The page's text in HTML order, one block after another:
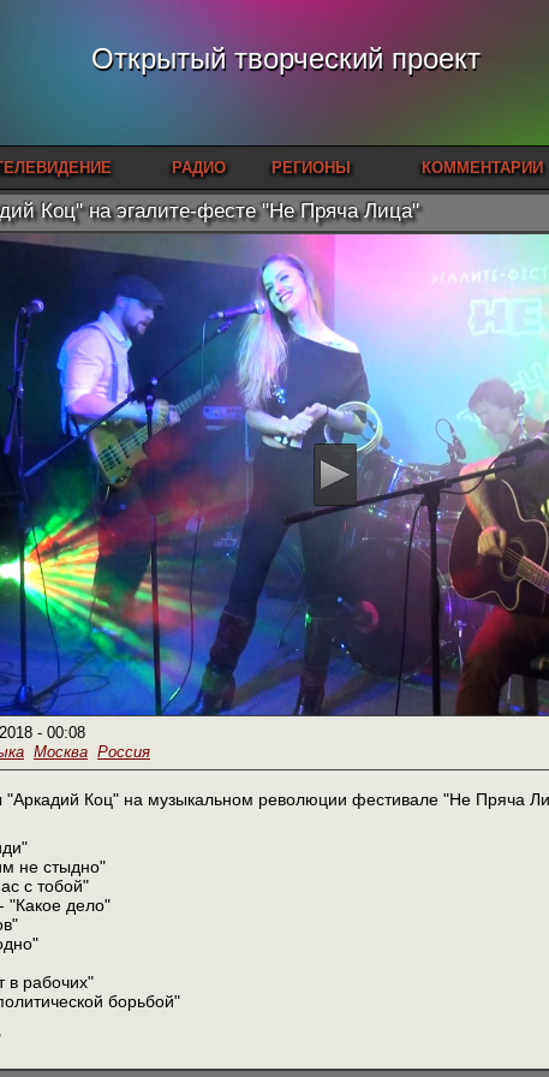
Открытый творческий проект
РАДИО РЕГИОНЫ КОММЕНТАРИИ
Коц" на эгалите-фесте "Не Пряча Лица"
- 00:08
Москва Россия
"Аркадий Коц" на музыкальном революции фестивале "Не Пряча
не стыдно"
с тобой"
"Какое дело"
в рабочих"
борьбой"